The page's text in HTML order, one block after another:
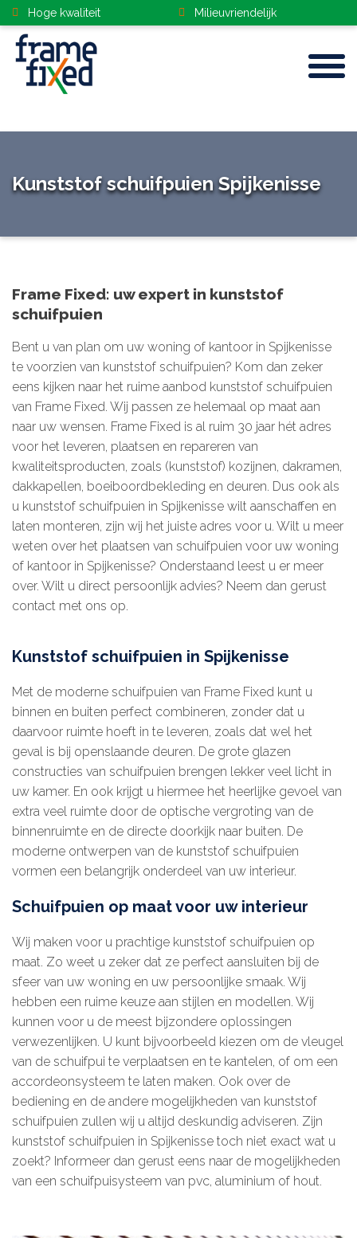
Deuren
Dakramen
Zonwering
Projecten
Over ons
Contact
Vakmanschap Top service
Kunststof schuifpuien Spijkenisse
Frame Fixed: uw expert in kunststof
schuifpuien
Bent u van plan om uw woning of kantoor in Spijkenisse
te voorzien van kunststof schuifpuien? Kom dan zeker
eens kijken naar het ruime aanbod kunststof schuifpuien
van Frame Fixed. Wij passen ze helemaal op maat aan
naar uw wensen. Frame Fixed is al ruim 30 jaar hét adres
voor het leveren, plaatsen en repareren van
kwaliteitsproducten, zoals (kunststof) kozijnen, dakramen,
dakkapellen, boeiboordbekleding en deuren. Dus ook als
u kunststof schuifpuien in Spijkenisse wilt aanschaffen en
laten monteren, zijn wij het juiste adres voor u. Wilt u meer
weten over het plaatsen van schuifpuien voor uw woning
of kantoor in Spijkenisse? Onderstaand leest u er meer
over. Wilt u direct persoonlijk advies? Neem dan gerust
contact met ons op.
Kunststof schuifpuien in Spijkenisse
Met de moderne schuifpuien van Frame Fixed kunt u
binnen en buiten perfect combineren, zonder dat u
daarvoor ruimte hoeft in te leveren, zoals dat wel het
geval is bij openslaande deuren. De grote glazen
constructies van schuifpuien brengen lekker veel licht in
uw kamer. En ook krijgt u hiermee het heerlijke gevoel van
extra veel ruimte door de optische vergroting van de
binnenruimte en de directe doorkijk naar buiten. De
moderne ontwerpen van de kunststof schuifpuien
vormen een belangrijk onderdeel van uw interieur.
Schuifpuien op maat voor uw interieur
Wij maken voor u prachtige kunststof schuifpuien op
maat. Zo weet u zeker dat ze perfect aansluiten bij de
sfeer van uw woning en uw persoonlijke smaak. Wij
hebben een ruime keuze aan stijlen en modellen. Wij
kunnen voor u de meest bijzondere oplossingen
verwezenlijken. U kunt bijvoorbeeld kiezen om de vleugel
van de schuifpui te verplaatsen en te kantelen, of om een
accordeonsysteem te laten maken. Ook over de
bediening en de andere mogelijkheden van kunststof
schuifpuien zullen wij u altijd deskundig adviseren. Zijn
kunststof schuifpuien in Spijkenisse toch niet exact wat u
zoekt? Informeer dan gerust eens naar de mogelijkheden
van een schuifpuisysteem van pvc, aluminium of hout.